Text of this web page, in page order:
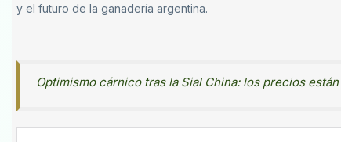
y el futuro de la ganadería argentina.
Optimismo cárnico tras la Sial China: los precios